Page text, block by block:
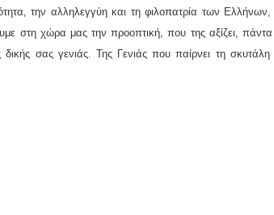
που έλαβαν χώρα την 8η Οκτωβρίου
την αλληλεγγύη και τη φιλοπατρία των
στη χώρα μας την προοπτική, που της αξίζει,
σας γενιάς. Της Γενιάς που παίρνει τη